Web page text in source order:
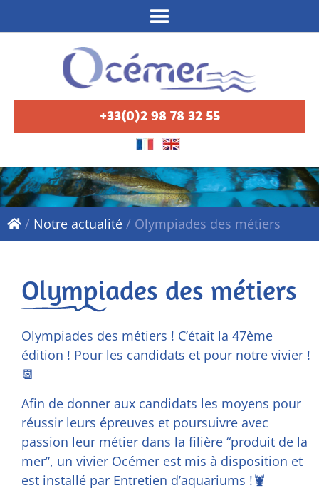
+33(0)2 98 78 32 55
/ Notre actualité / Olympiades des métiers
Olympiades des métiers
Olympiades des métiers ! C’était la 47ème
édition ! Pour les candidats et pour notre vivier !
📆
Afin de donner aux candidats les moyens pour
réussir leurs épreuves et poursuivre avec
passion leur métier dans la filière “produit de la
mer”, un vivier Océmer est mis à disposition et
est installé par Entretien d’aquariums !🦞